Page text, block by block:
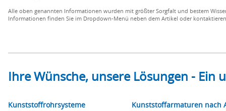
Alle oben genannten Informationen wurden mit größter Sorgfalt und bestem
Informationen finden Sie im Dropdown-Menü neben dem Artikel oder
Ihre Wünsche, unsere Lösungen -
Kunststoffrohrsysteme Kunststoffarmaturen nach